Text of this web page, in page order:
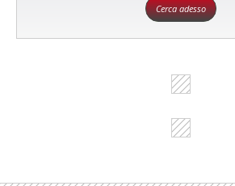
Cerca adesso